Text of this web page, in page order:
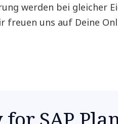
werden bei gleicher
freuen uns auf Deine